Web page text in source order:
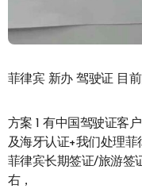
菲律宾 新办 驾驶证 目
方案 1 有中国驾驶证客
及海牙认证+我们处理
菲律宾长期签证/旅游签
右，